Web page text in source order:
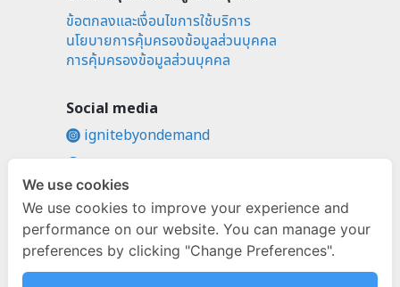
ข้อตกลงและเงื่อนไขการใช้บริการ
นโยบายการคุ้มครองข้อมูลส่วนบุคคล
การคุ้มครองข้อมูลส่วนบุคคล
Social media
ignitebyondemand
@ignitebyondemand
We use cookies
We use cookies to improve your experience and
performance on our website. You can manage your
preferences by clicking "Change Preferences".